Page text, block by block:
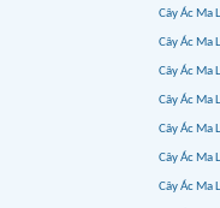
Cây Ác Ma
Cây Ác Ma
Cây Ác Ma
Cây Ác Ma
Cây Ác Ma
Cây Ác Ma
Cây Ác Ma